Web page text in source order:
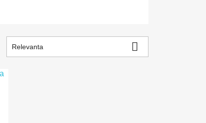
Relevanta 